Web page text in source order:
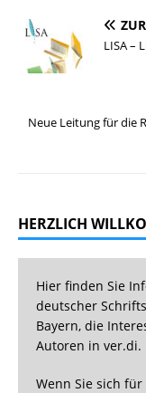
LISA –
Neue Leitung für die
HERZLICH
Hier finden Sie
deutscher
Bayern, die
Autoren in ver.di.
Wenn Sie sich